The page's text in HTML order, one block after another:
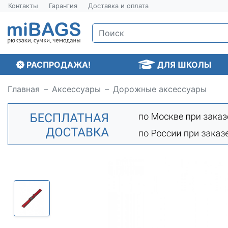
Контакты Гарантия Доставка и оплата
РАСПРОДАЖА! ДЛЯ ШКОЛЫ
Главная Аксессуары Дорожные аксессуары